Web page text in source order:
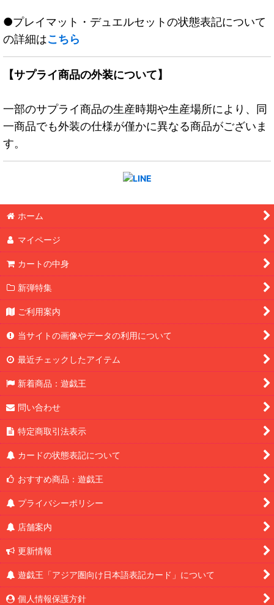
●プレイマット・デュエルセットの状態表記について
の詳細はこちら
【サプライ商品の外装について】
一部のサプライ商品の生産時期や生産場所により、同
一商品でも外装の仕様が僅かに異なる商品がございま
す。
ホーム
マイページ
カートの中身
新弾特集
ご利用案内
当サイトの画像やデータの利用について
最近チェックしたアイテム
新着商品：遊戯王
問い合わせ
特定商取引法表示
カードの状態表記について
おすすめ商品：遊戯王
プライバシーポリシー
店舗案内
更新情報
遊戯王「アジア圏向け日本語表記カード」について
個人情報保護方針